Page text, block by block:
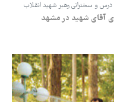
درس و سخنرانی رهبر شهید انقلاب
آقای شهید در مشهد